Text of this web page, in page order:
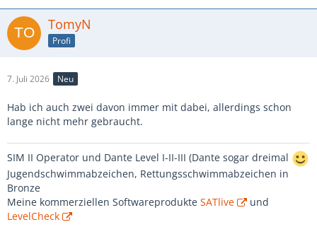
TomyN
Profi
7. Juli 2026 Neu
Hab ich auch zwei davon immer mit dabei, allerdings schon
lange nicht mehr gebraucht.
SIM II Operator und Dante Level I-II-III (Dante sogar dreimal
Jugendschwimmabzeichen, Rettungsschwimmabzeichen in
Bronze
Meine kommerziellen Softwareprodukte SATlive
und
LevelCheck